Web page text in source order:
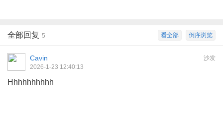
倒序浏览
看全部
全部回复 5
沙发
Cavin
2026-1-23 12:40:13
Hhhhhhhhhh